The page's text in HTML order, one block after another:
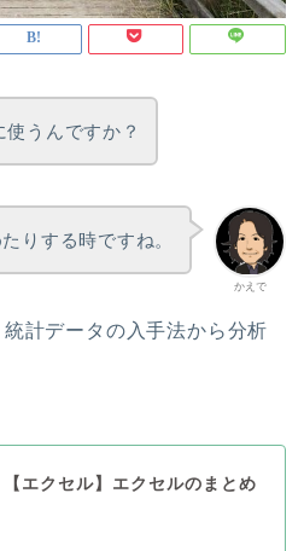
使うんですか？
かえで
りする時ですね。
統計データの入手法から分析
【エクセル】エクセルのまとめ